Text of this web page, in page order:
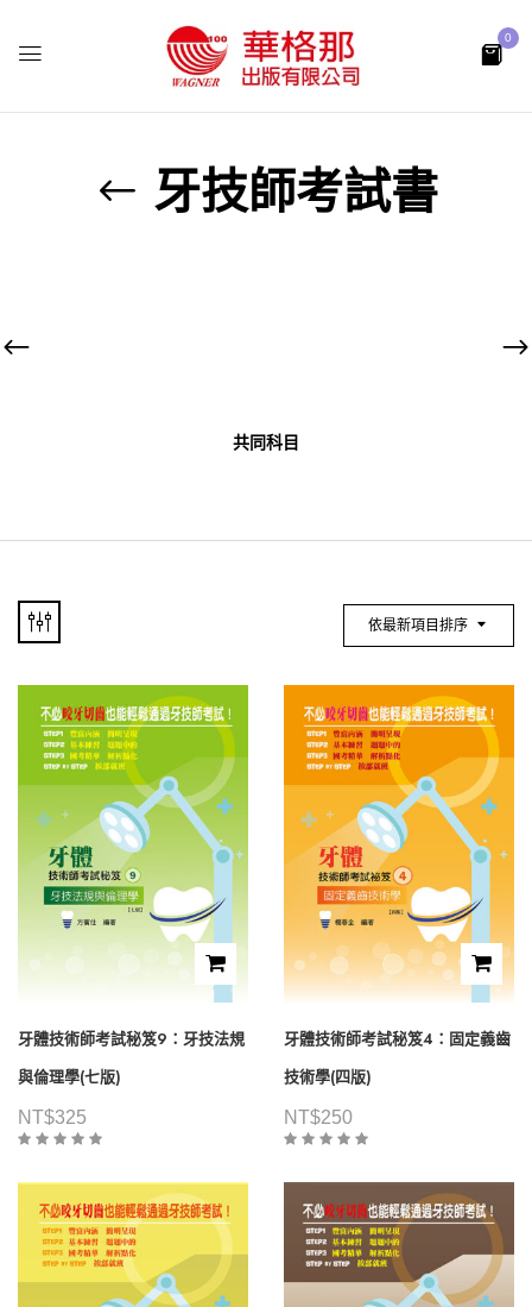
0
牙技師考試書
共同科目
依最新項目排序
牙體技術師考試秘笈9：牙技法規
與倫理學(七版)
NT$325
牙體技術師考試秘笈4：固定義齒
技術學(四版)
NT$250